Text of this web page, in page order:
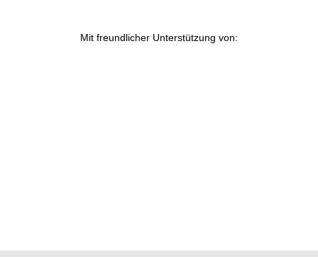
Mit freundlicher Unterstützung von: